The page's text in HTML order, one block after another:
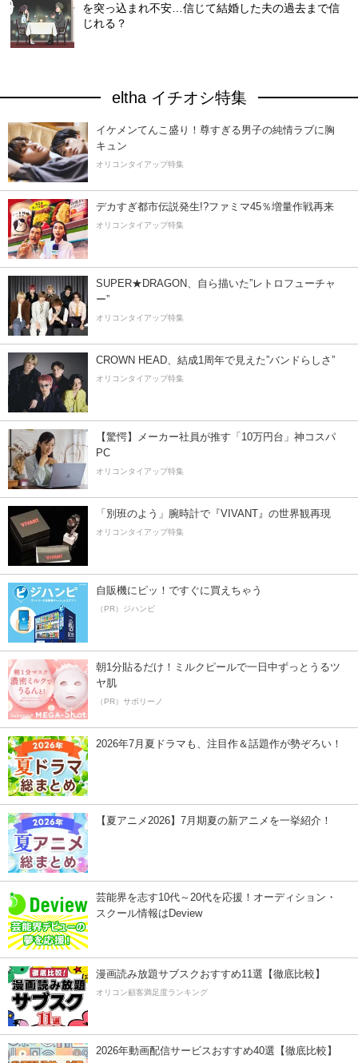
を突っ込まれ不安…信じて結婚した夫の過去まで信
じれる？
eltha イチオシ特集
イケメンてんこ盛り！尊すぎる男子の純情ラブに胸
キュン
オリコンタイアップ特集
デカすぎ都市伝説発生!?ファミマ45％増量作戦再来
オリコンタイアップ特集
SUPER★DRAGON、自ら描いた”レトロフューチャ
ー”
オリコンタイアップ特集
CROWN HEAD、結成1周年で見えた”バンドらしさ”
オリコンタイアップ特集
【驚愕】メーカー社員が推す「10万円台」神コスパ
PC
オリコンタイアップ特集
「別班のよう」腕時計で『VIVANT』の世界観再現
オリコンタイアップ特集
自販機にピッ！ですぐに買えちゃう
（PR）ジハンピ
朝1分貼るだけ！ミルクピールで一日中ずっとうるツ
ヤ肌
（PR）サボリーノ
2026年7月夏ドラマも、注目作＆話題作が勢ぞろい！
【夏アニメ2026】7月期夏の新アニメを一挙紹介！
芸能界を志す10代～20代を応援！オーディション・
スクール情報はDeview
漫画読み放題サブスクおすすめ11選【徹底比較】
オリコン顧客満足度ランキング
2026年動画配信サービスおすすめ40選【徹底比較】